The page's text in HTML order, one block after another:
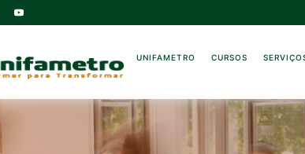
UNIFAMETRO CURSOS